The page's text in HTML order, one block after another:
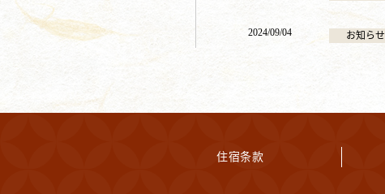
2024/09/04 お知らせ
住宿条款